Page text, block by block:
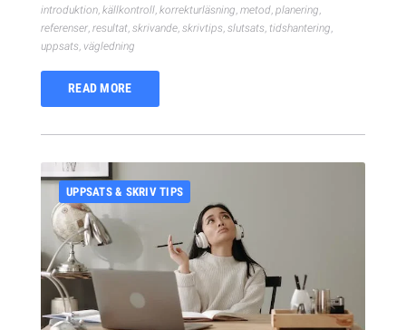
introduktion källkontroll korrekturläsning metod planering
referenser resultat skrivande skrivtips slutsats tidshantering
uppsats vägledning
READ MORE
UPPSATS & SKRIV TIPS